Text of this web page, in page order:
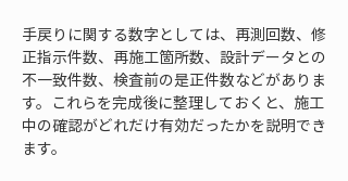
手戻りに関する数字としては、再測回数、修
正指示件数、再施工箇所数、設計データとの
不一致件数、検査前の是正件数などがありま
す。これらを完成後に整理しておくと、施工
中の確認がどれだけ有効だったかを説明でき
ます。